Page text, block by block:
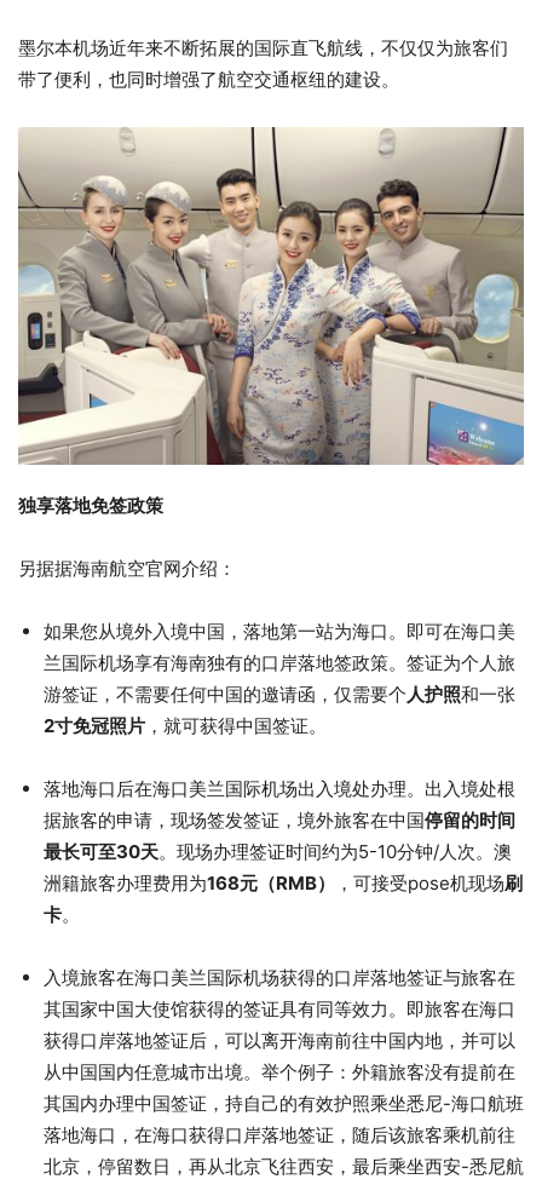
墨尔本机场近年来不断拓展的国际直飞航线，不仅仅为旅客们
带了便利，也同时增强了航空交通枢纽的建设。
独享落地免签政策
另据据海南航空官网介绍：
如果您从境外入境中国，落地第一站为海口。即可在海口美
兰国际机场享有海南独有的口岸落地签政策。签证为个人旅
游签证，不需要任何中国的邀请函，仅需要个 人护照和一张
2寸免冠照片 ，就可获得中国签证。
落地海口后在海口美兰国际机场出入境处办理。出入境处根
据旅客的申请，现场签发签证，境外旅客在中国停留的时间
最长可至30天。现场办理签证时间约为5-10分钟/人次。澳
洲籍旅客办理费用为168元（RMB） ，可接受pose机现场刷
卡。
入境旅客在海口美兰国际机场获得的口岸落地签证与旅客在
其国家中国大使馆获得的签证具有同等效力。即旅客在海口
获得口岸落地签证后，可以离开海南前往中国内地，并可以
从中国国内任意城市出境。举个例子：外籍旅客没有提前在
其国内办理中国签证，持自己的有效护照乘坐悉尼-海口航班
落地海口，在海口获得口岸落地签证，随后该旅客乘机前往
北京，停留数日，再从北京飞往西安，最后乘坐西安-悉尼航